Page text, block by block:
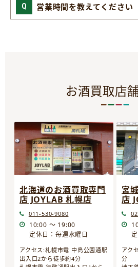
営業時間を教えてください
お酒買取店
北海道のお酒買取専門
店 JOYLAB 札幌店
011-530-9080
10:00 ～ 19:00
定休日：毎週水曜日
アクセス:札幌市電 中島公園通駅
出入口2から徒歩約4分
宮
店
アク
分